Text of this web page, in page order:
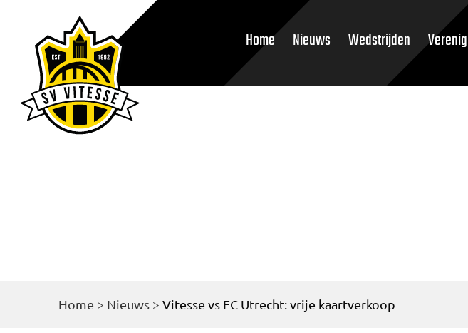
Home Nieuws Wedstrijden
Home > Nieuws > Vitesse vs FC Utrecht: vrije kaartverkoop